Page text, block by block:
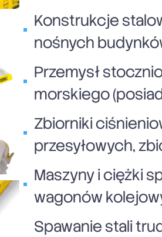
Konstrukcje
nośnych
Przemysł
morskiego
Zbiorniki
przesyłowych,
Maszyny i ciężki
wagonów
Spawanie stali